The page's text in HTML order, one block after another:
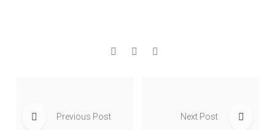
Next Post
Previous Post